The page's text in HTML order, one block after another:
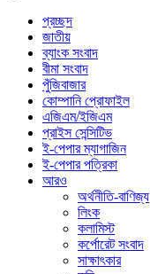
প্রচ্ছদ
জাতীয়
ব্যাংক সংবাদ
বীমা সংবাদ
পুঁজিবাজার
কোম্পানি প্রোফাইল
এজিএম/ইজিএম
প্রাইস সেন্সিটিভ
ই-পেপার ম্যাগাজিন
ই-পেপার পত্রিকা
আরও
অর্থনীতি-বাণিজ্য
লিংক
কলামিস্ট
কর্পোরেট সংবাদ
সাক্ষাৎকার